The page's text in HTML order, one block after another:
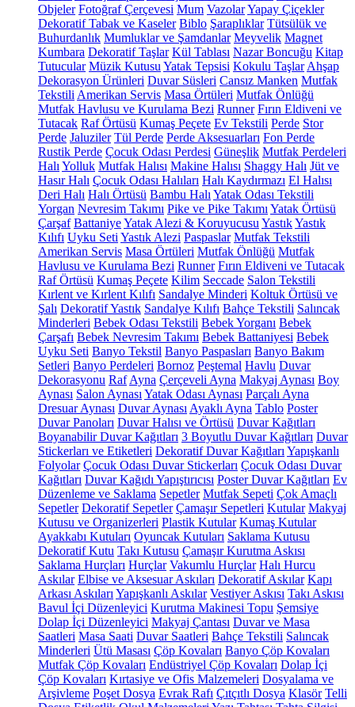
Objeler Fotoğraf Çerçevesi Mum VazolarYapay Çiçekler
Dekoratif Tabak ve Kaseler Biblo Şaraplıklar Tütsülük ve
Buhurdanlık Mumluklar ve Şamdanlar Meyvelik Magnet
Kumbara Dekoratif Taşlar Kül Tablası Nazar Boncuğu Kitap
Tutucular Müzik Kutusu Yatak Tepsisi Kokulu Taşlar Ahşap
Dekorasyon Ürünleri Duvar Süsleri Cansız Manken Mutfak
Tekstili Amerikan Servis Masa Örtüleri Mutfak Önlüğü
Mutfak Havlusu ve Kurulama Bezi Runner Fırın Eldiveni ve
Tutacak Raf Örtüsü Kumaş Peçete Ev Tekstili Perde Stor
Perde Jaluziler Tül Perde Perde Aksesuarları Fon Perde
Rustik Perde Çocuk Odası Perdesi Güneşlik Mutfak Perdeleri
Halı Yolluk Mutfak Halısı Makine Halısı Shaggy Halı Jüt ve
Hasır Halı Çocuk Odası Halıları Halı Kaydırmazı El Halısı
Deri Halı Halı Örtüsü Bambu Halı Yatak Odası Tekstili
Yorgan Nevresim Takımı Pike ve Pike Takımı Yatak Örtüsü
Çarşaf BattaniyeYatak Alezi & Koruyucusu YastıkYastık
Kılıfı Uyku Seti Yastık Alezi Paspaslar Mutfak Tekstili
Amerikan Servis Masa Örtüleri Mutfak Önlüğü Mutfak
Havlusu ve Kurulama Bezi Runner Fırın Eldiveni ve Tutacak
Raf Örtüsü Kumaş Peçete Kilim Seccade Salon Tekstili
Kırlent ve Kırlent Kılıfı Sandalye Minderi Koltuk Örtüsü ve
Şalı Dekoratif Yastık Sandalye Kılıfı Bahçe Tekstili Salıncak
Minderleri Bebek Odası Tekstili Bebek Yorganı Bebek
Çarşafı Bebek Nevresim Takımı Bebek Battaniyesi Bebek
Uyku Seti Banyo Tekstil Banyo Paspasları Banyo Bakım
Setleri Banyo Perdeleri Bornoz Peştemal Havlu Duvar
Dekorasyonu Raf Ayna Çerçeveli Ayna Makyaj Aynası Boy
Aynası Salon Aynası Yatak Odası Aynası Parçalı Ayna
Dresuar Aynası Duvar Aynası Ayaklı Ayna Tablo Poster
Duvar Panoları Duvar Halısı ve Örtüsü Duvar Kağıtları
Boyanabilir Duvar Kağıtları 3 Boyutlu Duvar Kağıtları Duvar
Stickerları ve Etiketleri Dekoratif Duvar Kağıtları Yapışkanlı
Folyolar Çocuk Odası Duvar Stickerları Çocuk Odası Duvar
Kağıtları Duvar Kağıdı Yapıştırıcısı Poster Duvar Kağıtları Ev
Düzenleme ve Saklama Sepetler Mutfak Sepeti Çok Amaçlı
Sepetler Dekoratif Sepetler Çamaşır Sepetleri Kutular Makyaj
Kutusu ve Organizerleri Plastik Kutular Kumaş Kutular
Ayakkabı Kutuları Oyuncak Kutuları Saklama Kutusu
Dekoratif Kutu Takı Kutusu Çamaşır Kurutma Askısı
Saklama Hurçları Hurçlar Vakumlu Hurçlar Halı Hurcu
Askılar Elbise ve Aksesuar Askıları Dekoratif Askılar Kapı
Arkası Askıları Yapışkanlı Askılar Vestiyer Askısı Takı Askısı
Bavul İçi Düzenleyici Kurutma Makinesi Topu Şemsiye
Dolap İçi Düzenleyici Makyaj Çantası Duvar ve Masa
Saatleri Masa Saati Duvar Saatleri Bahçe Tekstili Salıncak
Minderleri Ütü Masası Çöp Kovaları Banyo Çöp Kovaları
Mutfak Çöp Kovaları Endüstriyel Çöp Kovaları Dolap İçi
Çöp Kovaları Kırtasiye ve Ofis Malzemeleri Dosyalama ve
Arşivleme Poşet Dosya Evrak Rafı Çıtçıtlı Dosya Klasör Telli